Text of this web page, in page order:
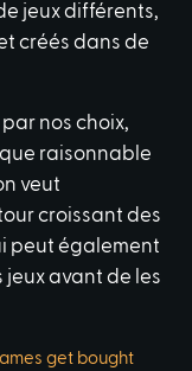
jeux différents,
créés dans de
nos choix,
raisonnable
veut
croissant des
peut également
avant de les
get bought